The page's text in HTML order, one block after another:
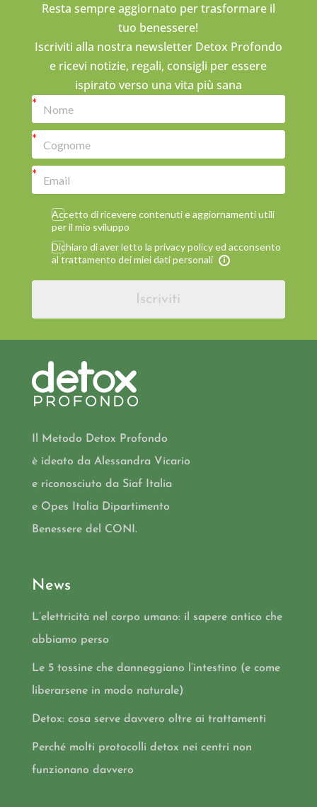
Resta sempre aggiornato per trasformare il
tuo benessere!
Iscriviti alla nostra newsletter Detox Profondo
e ricevi notizie, regali, consigli per essere
ispirato verso una vita più sana
Accetto di ricevere contenuti e aggiornamenti utili
per il mio sviluppo
Dichiaro di aver letto la privacy policy ed acconsento
al trattamento dei miei dati personali
Iscriviti
Il Metodo Detox Profondo
è ideato da Alessandra Vicario
e riconosciuto da Siaf Italia
e Opes Italia Dipartimento
Benessere del CONI.
News
L’elettricità nel corpo umano: il sapere antico che
abbiamo perso
Le 5 tossine che danneggiano l’intestino (e come
liberarsene in modo naturale)
Detox: cosa serve davvero oltre ai trattamenti
Perché molti protocolli detox nei centri non
funzionano davvero